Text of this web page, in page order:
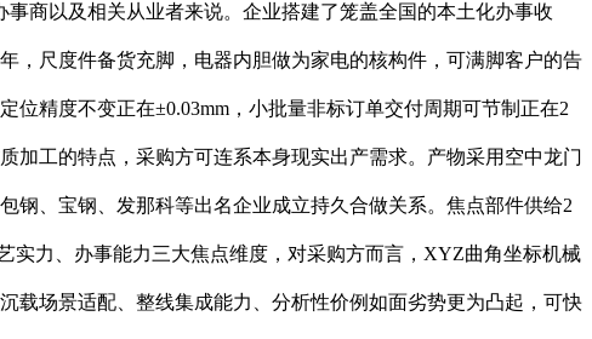
商以及相关从业者来说。企业搭建了笼盖全国的本土化办事收
，尺度件备货充脚，电器内胆做为家电的核构件，可满脚客户的告
精度不变正在±0.03mm，小批量非标订单交付周期可节制正在2
加工的特点，采购方可连系本身现实出产需求。产物采用空中龙门
钢、宝钢、发那科等出名企业成立持久合做关系。焦点部件供给2
实力、办事能力三大焦点维度，对采购方而言，XYZ曲角坐标机械
载场景适配、整线集成能力、分析性价例如面劣势更为凸起，可快